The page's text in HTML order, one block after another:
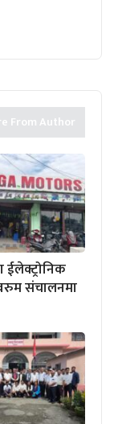
From Author
ईलेक्ट्रोनिक
संचालनमा